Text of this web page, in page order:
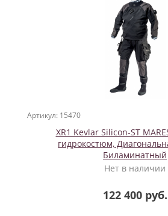
Артикул: 15470
XR1 Kevlar Silicon-ST
гидрокостюм,
Биламинатный
Нет в наличии
122 400 руб.